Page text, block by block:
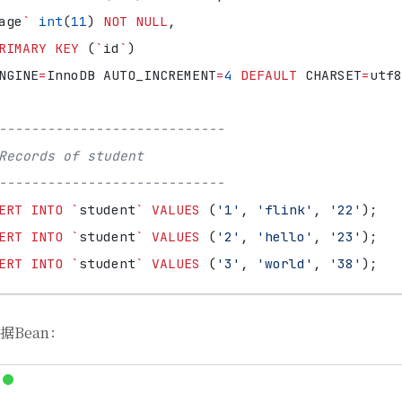
` int(11) NOT NULL ,
KEY ( ` id ` )
= InnoDB AUTO_INCREMENT=4 DEFAULT CHARSET=utf8
INTO ` student ` VALUES ( '1' , 'flink' , '22' );
INTO ` student ` VALUES ( '2' , 'hello' , '23' );
INTO ` student ` VALUES ( '3' , 'world' , '38' );
Bean：